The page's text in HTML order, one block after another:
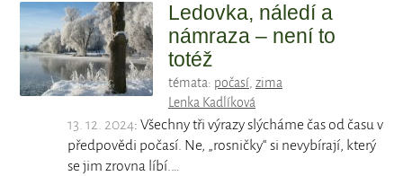
Ledovka, náledí a
námraza – není to
totéž
témata: počasí, zima
Lenka Kadlíková
13. 12. 2024: Všechny tři výrazy slýcháme čas od času v
předpovědi počasí. Ne, „rosničky“ si nevybírají, který
se jim zrovna líbí.…